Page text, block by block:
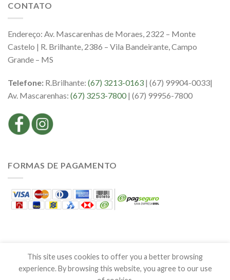
CONTATO
Endereço: Av. Mascarenhas de Moraes, 2322 – Monte
Castelo | R. Brilhante, 2386 – Vila Bandeirante, Campo
Grande – MS
Telefone: R.Brilhante: (67) 3213-0163 | (67) 99904-0033|
Av. Mascarenhas: (67) 3253-7800 | (67) 99956-7800
FORMAS DE PAGAMENTO
This site uses cookies to offer you a better browsing
experience. By browsing this website, you agree to our use